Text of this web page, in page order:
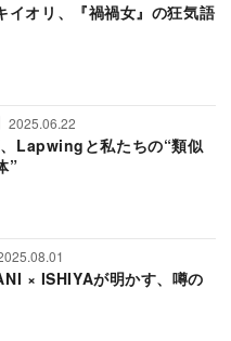
イオリ、『禍禍女』の狂気語
2025.06.22
Lapwingと私たちの“類似
”
× ISHIYAが明かす、噂の